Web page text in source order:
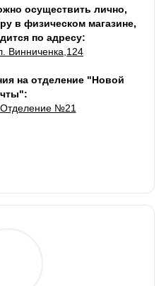
осуществить лично,
в физическом магазине,
по адресу:
Винниченка,124
на отделение "Новой
Отделение №21